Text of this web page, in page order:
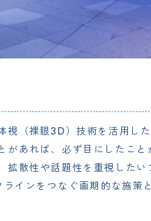
（裸眼3D）技術を活用し
あれば、必ず目にしたこ
散性や話題性を重視した
インをつなぐ画期的な施策